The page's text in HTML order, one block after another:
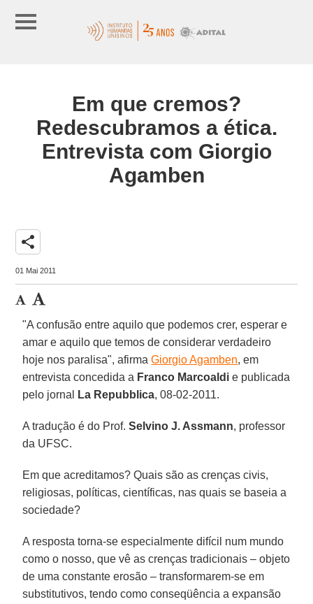
Em que cremos?
Redescubramos a ética.
Entrevista com Giorgio
Agamben
share
01 Mai 2011
"A confusão entre aquilo que podemos crer, esperar e
amar e aquilo que temos de considerar verdadeiro
hoje nos paralisa", afirmaGiorgio Agamben, em
entrevista concedida a Franco Marcoaldi e publicada
pelo jornal
La Repubblica, 08-02-2011.
A tradução é do Prof.Selvino J. Assmann, professor
da UFSC.
Em que acreditamos? Quais são as crenças civis,
religiosas, políticas, científicas, nas quais se baseia a
sociedade?
A resposta torna-se especialmente difícil num mundo
como o nosso, que vê as crenças tradicionais – objeto
de uma constante erosão – transformarem-se em
substitutivos, tendo como conseqüência a expansão